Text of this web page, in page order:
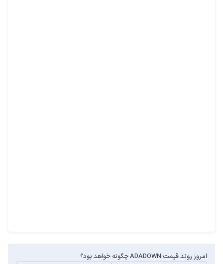
امروز روند قیمت ADADOWN چگونه خواهد بود؟